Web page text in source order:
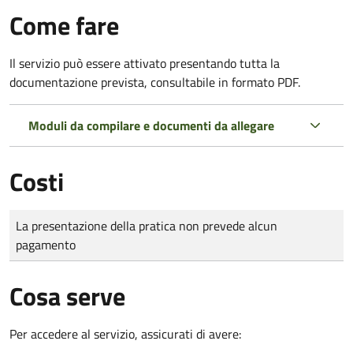
Come fare
Il servizio può essere attivato presentando tutta la
documentazione prevista, consultabile in formato PDF.
Moduli da compilare e documenti da allegare
Costi
Tipo di pagamento
Importo
La presentazione della pratica non prevede alcun
pagamento
Cosa serve
Per accedere al servizio, assicurati di avere: